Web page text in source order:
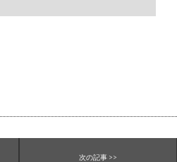
次の記事 >>